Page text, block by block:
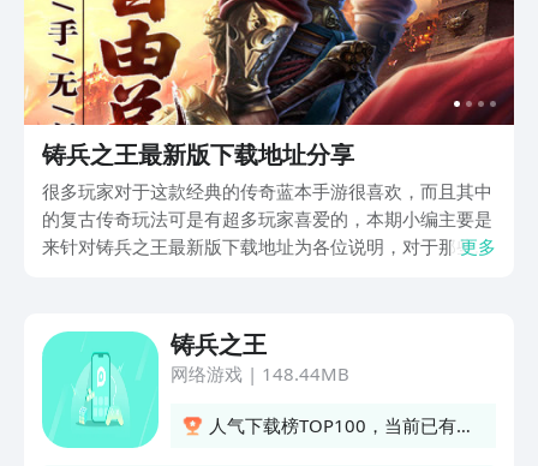
铸兵之王最新版下载地址分享
很多玩家对于这款经典的传奇蓝本手游很喜欢，而且其中
的复古传奇玩法可是有超多玩家喜爱的，本期小编主要是
来针对铸兵之王最新版下载地址为各位说明，对于那些希
应用，宝子们快冲去开通省钱卡！每月稳稳到账60元，一
年下来直接拿下720元无门槛代金券，这羊毛不薅可就亏
大啦！
更多
铸兵之王
网络游戏| 148.44MB
人气下载榜TOP100，当前已有